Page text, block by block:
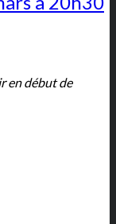
en début de